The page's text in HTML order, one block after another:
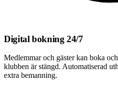
Digital bokning 24/7
Medlemmar och gäster kan boka
klubben är stängd. Automatiserad
extra bemanning.